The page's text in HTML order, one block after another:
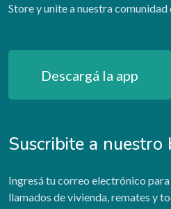
Store y unite a nuestra comunidad
Descargá la app
Suscribite a nuestro
Ingresá tu correo electrónico
llamados de vivienda, remates y